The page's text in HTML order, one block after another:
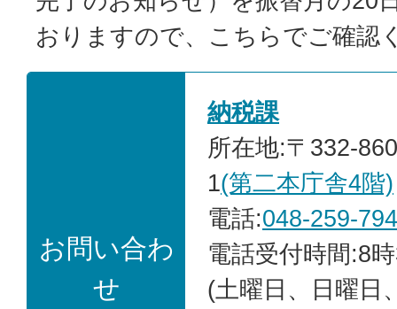
おりますので、こちらでご確認
お問い合わ
せ
納税課
所在地:〒332-
1(第二本庁舎4階)
電話:048-259-
電話受付時間:8
(土曜日、日曜日